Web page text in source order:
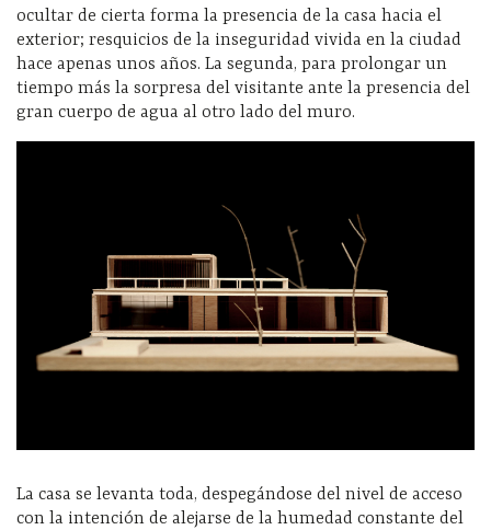
ocultar de cierta forma la presencia de la casa hacia el
exterior; resquicios de la inseguridad vivida en la ciudad
hace apenas unos años. La segunda, para prolongar un
tiempo más la sorpresa del visitante ante la presencia del
gran cuerpo de agua al otro lado del muro.
La casa se levanta toda, despegándose del nivel de acceso
con la intención de alejarse de la humedad constante del